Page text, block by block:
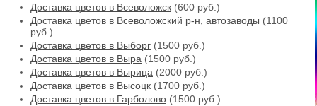
Доставка цветов в Всеволожск (600 руб.)
Доставка цветов в Всеволожский р-н, автозаводы (1100
руб.)
Доставка цветов в Выборг (1500 руб.)
Доставка цветов в Выра (1500 руб.)
Доставка цветов в Вырица (2000 руб.)
Доставка цветов в Высоцк (1700 руб.)
Доставка цветов в Гарболово (1500 руб.)